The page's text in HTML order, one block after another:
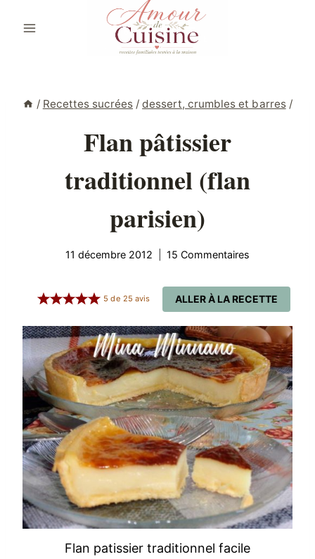
/ Recettes sucrées / dessert, crumbles et barres /
Flan pâtissier
traditionnel (flan
parisien)
11 décembre 2012 15 Commentaires
ALLER À LA RECETTE
5 de 25 avis
Flan patissier traditionnel facile